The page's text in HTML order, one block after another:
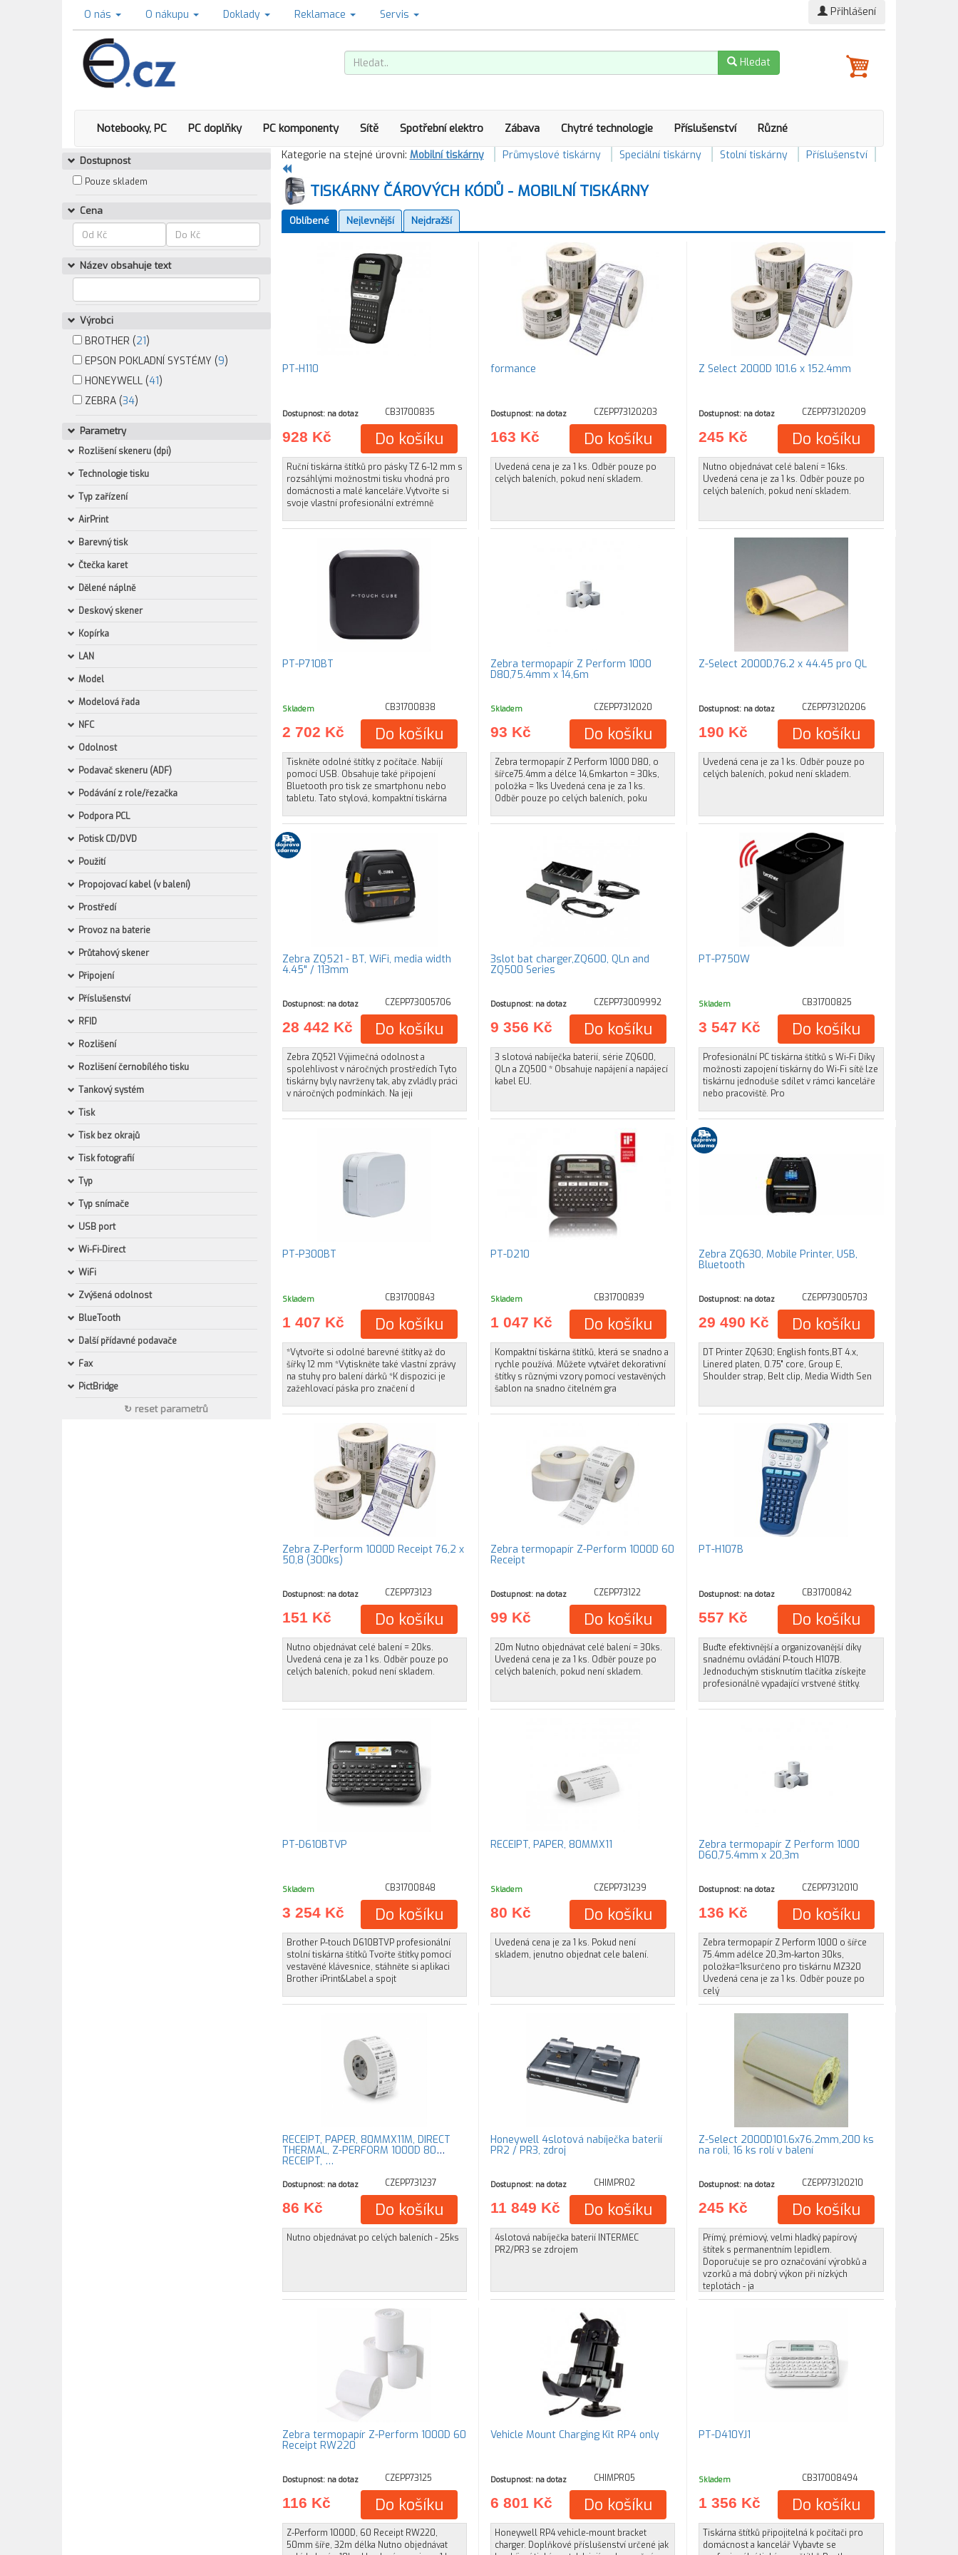
O nás O nákupu Doklady Reklamace Servis Přihlášení
Hledat
Notebooky, PC PC doplňky PC komponenty Sítě Spotřební elektro Zábava Chytré technologie Příslušenství Různé
Dostupnost
Pouze skladem
Cena
Název obsahuje text
Výrobci
BROTHER (21)
EPSON POKLADNÍ SYSTÉMY (9)
HONEYWELL (41)
ZEBRA (34)
Parametry
Rozlišení skeneru (dpi)
Technologie tisku
Typ zařízení
AirPrint
Barevný tisk
Čtečka karet
Dělené náplně
Deskový skener
Kopírka
LAN
Model
Modelová řada
NFC
Odolnost
Podavač skeneru (ADF)
Podávání z role/řezačka
Podpora PCL
Potisk CD/DVD
Použití
Propojovací kabel (v balení)
Prostředí
Provoz na baterie
Průtahový skener
Připojení
Příslušenství
RFID
Rozlišení
Rozlišení černobílého tisku
Tankový systém
Tisk
Tisk bez okrajů
Tisk fotografií
Typ
Typ snímače
USB port
Wi-Fi-Direct
WiFi
Zvýšená odolnost
BlueTooth
Další přídavné podavače
Fax
PictBridge
↻ reset parametrů
Kategorie na stejné úrovni: Mobilní tiskárny Průmyslové tiskárny Speciální tiskárny Stolní tiskárny Příslušenství
TISKÁRNY ČÁROVÝCH KÓDŮ - MOBILNÍ TISKÁRNY
Oblíbené Nejlevnější Nejdražší
PT-H110
Dostupnost: na dotaz CB31700835
928 Kč Do košíku
Ruční tiskárna štítků pro pásky TZ 6-12 mm s
rozsáhlými možnostmi tisku vhodná pro
domácnosti a malé kanceláře.Vytvořte si
svoje vlastní profesionální extrémně
formance
Dostupnost: na dotaz CZEPP73120203
163 Kč Do košíku
Uvedená cena je za 1 ks. Odběr pouze po
celých baleních, pokud není skladem.
Z Select 2000D 101.6 x 152.4mm
Dostupnost: na dotaz CZEPP73120209
245 Kč Do košíku
Nutno objednávat celé balení = 16ks.
Uvedená cena je za 1 ks. Odběr pouze po
celých baleních, pokud není skladem.
PT-P710BT
Skladem CB31700838
2 702 Kč Do košíku
Tiskněte odolné štítky z počítače. Nabíjí
pomocí USB. Obsahuje také připojení
Bluetooth pro tisk ze smartphonu nebo
tabletu. Tato stylová, kompaktní tiskárna
Zebra termopapír Z Perform 1000
D80,75.4mm x 14,6m
Skladem CZEPP7312020
93 Kč Do košíku
Zebra termopapír Z Perform 1000 D80, o
šířce75.4mm a délce 14,6mkarton = 30ks,
položka = 1ks Uvedená cena je za 1 ks.
Odběr pouze po celých baleních, poku
Z-Select 2000D,76.2 x 44.45 pro QL
Dostupnost: na dotaz CZEPP73120206
190 Kč Do košíku
Uvedená cena je za 1 ks. Odběr pouze po
celých baleních, pokud není skladem.
Zebra ZQ521 - BT, WiFi, media width
4.45" / 113mm
Dostupnost: na dotaz CZEPP73005706
28 442 Kč Do košíku
Zebra ZQ521 Výjimečná odolnost a
spolehlivost v náročných prostředích Tyto
tiskárny byly navrženy tak, aby zvládly práci
v náročných podmínkách. Na jeji
3slot bat charger,ZQ600, QLn and
ZQ500 Series
Dostupnost: na dotaz CZEPP73009992
9 356 Kč Do košíku
3 slotová nabíječka baterií, série ZQ600,
QLn a ZQ500 * Obsahuje napájení a napájecí
kabel EU.
PT-P750W
Skladem CB31700825
3 547 Kč Do košíku
Profesionální PC tiskárna štítků s Wi-Fi Díky
možnosti zapojení tiskárny do Wi-Fi sítě lze
tiskárnu jednoduše sdílet v rámci kanceláře
nebo pracoviště. Pro
PT-P300BT
Skladem CB31700843
1 407 Kč Do košíku
*Vytvořte si odolné barevné štítky až do
šířky 12 mm *Vytiskněte také vlastní zprávy
na stuhy pro balení dárků *K dispozici je
zažehlovací páska pro značení d
PT-D210
Skladem CB31700839
1 047 Kč Do košíku
Kompaktní tiskárna štítků, která se snadno a
rychle používá. Můžete vytvářet dekorativní
štítky s různými vzory pomocí vestavěných
šablon na snadno čitelném gra
Zebra ZQ630, Mobile Printer, USB,
Bluetooth
Dostupnost: na dotaz CZEPP73005703
29 490 Kč Do košíku
DT Printer ZQ630; English fonts,BT 4.x,
Linered platen, 0.75" core, Group E,
Shoulder strap, Belt clip, Media Width Sen
Zebra Z-Perform 1000D Receipt 76,2 x
50,8 (300ks)
Dostupnost: na dotaz CZEPP73123
151 Kč Do košíku
Nutno objednávat celé balení = 20ks.
Uvedená cena je za 1 ks. Odběr pouze po
celých baleních, pokud není skladem.
Zebra termopapír Z-Perform 1000D 60
Receipt
Dostupnost: na dotaz CZEPP73122
99 Kč Do košíku
20m Nutno objednávat celé balení = 30ks.
Uvedená cena je za 1 ks. Odběr pouze po
celých baleních, pokud není skladem.
PT-H107B
Dostupnost: na dotaz CB31700842
557 Kč Do košíku
Buďte efektivnější a organizovanější díky
snadnému ovládání P-touch H107B.
Jednoduchým stisknutím tlačítka získejte
profesionálně vypadající vrstvené štítky.
PT-D610BTVP
Skladem CB31700848
3 254 Kč Do košíku
Brother P-touch D610BTVP profesionální
stolní tiskárna štítků Tvořte štítky pomocí
vestavěné klávesnice, stáhněte si aplikaci
Brother iPrint&Label a spojt
RECEIPT, PAPER, 80MMX11
Skladem CZEPP731239
80 Kč Do košíku
Uvedená cena je za 1 ks. Pokud není
skladem, jenutno objednat cele balení.
Zebra termopapír Z Perform 1000
D60,75.4mm x 20,3m
Dostupnost: na dotaz CZEPP7312010
136 Kč Do košíku
Zebra termopapír Z Perform 1000 o šířce
75.4mm adélce 20,3m-karton 30ks,
položka=1ksurčeno pro tiskárnu MZ320
Uvedená cena je za 1 ks. Odběr pouze po
celý
RECEIPT, PAPER, 80MMX11M, DIRECT
THERMAL, Z-PERFORM 1000D 80
RECEIPT, …
Dostupnost: na dotaz CZEPP731237
86 Kč Do košíku
Nutno objednávat po celých baleních - 25ks
Honeywell 4slotová nabíječka baterií
PR2 / PR3, zdroj
Dostupnost: na dotaz CHIMPR02
11 849 Kč Do košíku
4slotová nabíječka baterií INTERMEC
PR2/PR3 se zdrojem
Z-Select 2000D101.6x76.2mm,200 ks
na roli, 16 ks rolí v balení
Dostupnost: na dotaz CZEPP73120210
245 Kč Do košíku
Přímý, prémiový, velmi hladký papírový
štítek s permanentním lepidlem.
Doporučuje se pro označování výrobků a
vzorků a má dobrý výkon při nízkých
teplotách - ja
Zebra termopapír Z-Perform 1000D 60
Receipt RW220
Dostupnost: na dotaz CZEPP73125
116 Kč Do košíku
Z-Perform 1000D, 60 Receipt RW220,
50mm šíře, 32m délka Nutno objednávat
Vehicle Mount Charging Kit RP4 only
Dostupnost: na dotaz CHIMPR05
6 801 Kč Do košíku
Honeywell RP4 vehicle-mount bracket
charger. Doplňkové příslušenství určené jak
PT-D410YJ1
Skladem CB317008494
1 356 Kč Do košíku
Tiskárna štítků připojitelná k počítači pro
domácnost a kancelář Vybavte se